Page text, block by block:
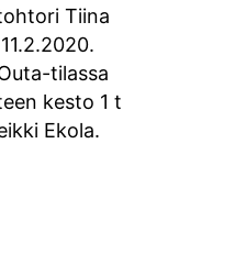
Tiina
tilassa
kesto 1 t
Ekola.